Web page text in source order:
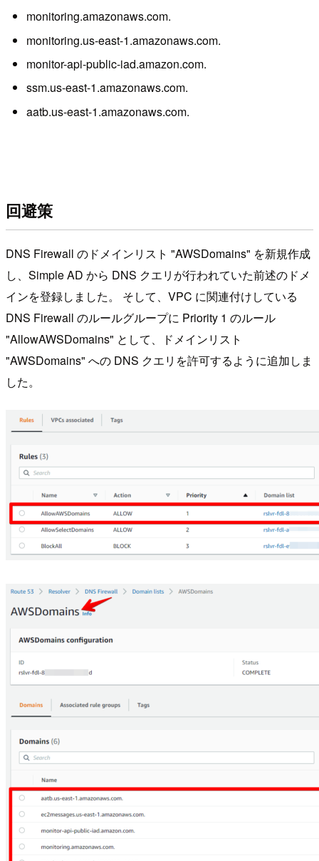
monitoring.amazonaws.com.
monitoring.us-east-1.amazonaws.com.
monitor-api-public-iad.amazon.com.
ssm.us-east-1.amazonaws.com.
aatb.us-east-1.amazonaws.com.
回避策
DNS Firewall のドメインリスト "AWSDomains" を新規作成
し、Simple AD から DNS クエリが行われていた前述のドメ
インを登録しました。 そして、VPC に関連付けしている
DNS Firewall のルールグループに Priority 1 のルール
"AllowAWSDomains" として、ドメインリスト
"AWSDomains" への DNS クエリを許可するように追加しま
した。